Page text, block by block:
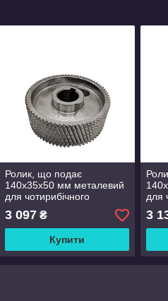
Ролик, що подає
140x35x50 мм металевий
для чотирибічного
3 097₴
Купити
для
3